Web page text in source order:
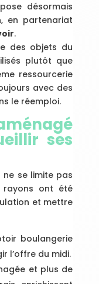
désormais
en partenariat
.
des objets du
plutôt que
ressourcerie
avec des
le réemploi.
ses
ne se limite pas
rayons ont été
et mettre
boulangerie
l’offre du midi.
et plus de